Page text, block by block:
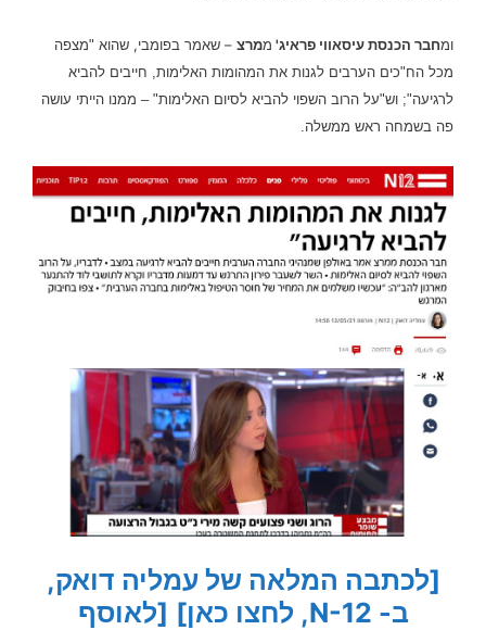
ומחבר הכנסת עיסאווי פראיג' ממרצ – שאמר בפומבי, שהוא "מצפה
מכל הח"כים הערבים לגנות את המהומות האלימות, חייבים להביא
לרגיעה"; וש"על הרוב השפוי להביא לסיום האלימות" – ממנו הייתי עושה
פה בשמחה ראש ממשלה.
[לכתבה המלאה של עמליה דואק,
ב- N-12, לחצו כאן]
[לאוסף